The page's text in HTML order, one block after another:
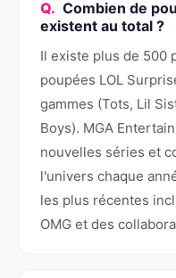
Combien de
existent au total ?
Il existe plus de 500
poupées LOL
gammes (Tots, Lil
Boys). MGA
nouvelles séries et
l'univers chaque
les plus récentes
OMG et des